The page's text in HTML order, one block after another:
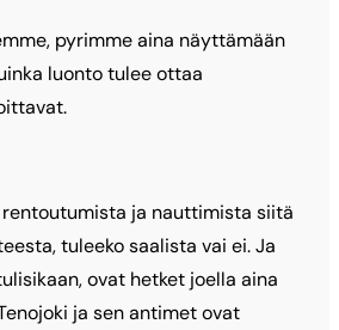
pyrimme aina näyttämään
luonto tulee ottaa
rentoutumista ja nauttimista siitä
tuleeko saalista vai ei. Ja
ovat hetket joella aina
ja sen antimet ovat